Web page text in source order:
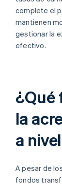
complete el
mantienen
gestionar la
efectivo.
¿Qué
la
a
A pesar de
fondos